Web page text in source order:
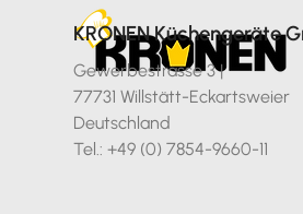
KRONEN Küchengeräte
Gewerbestrasse 3 |
77731 Willstätt-Eckartsweier
Deutschland
Tel.: +49 (0) 7854-9660-11